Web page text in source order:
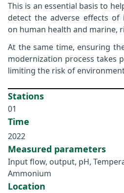
This is an essential basis to
detect the adverse effects of
on human health and marine,
At the same time, ensuring
modernization process takes
limiting the risk of
Stations
01
Time
2022
Measured parameters
Input flow, output, pH,
Ammonium
Location